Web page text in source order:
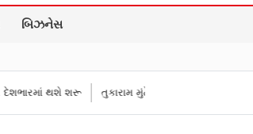
બિઝનેસ
તુકારામ મુંઢે On Fire: "સરકારી નિયમો અનુસાર કામ નથી